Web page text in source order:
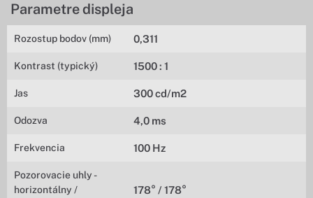
Parametre displeja
Rozostup bodov (mm) 0,311
Kontrast (typický) 1500 : 1
Jas 300 cd/m2
Odozva 4,0 ms
Frekvencia 100 Hz
Pozorovacie uhly -
horizontálny /
178° / 178°